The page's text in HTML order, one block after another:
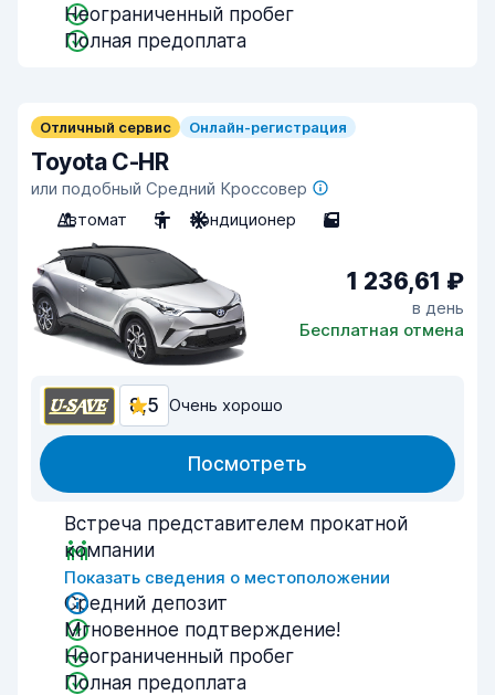
Неограниченный пробег
Полная предоплата
Отличный сервис Онлайн-регистрация
Toyota C-HR
или подобный Средний Кроссовер
Автомат
5 Кондиционер 5
1 236,61 ₽
в день
Бесплатная отмена
8,5 Очень хорошо
Посмотреть
Встреча представителем прокатной
компании
Показать сведения о местоположении
Средний депозит
Мгновенное подтверждение!
Неограниченный пробег
Полная предоплата